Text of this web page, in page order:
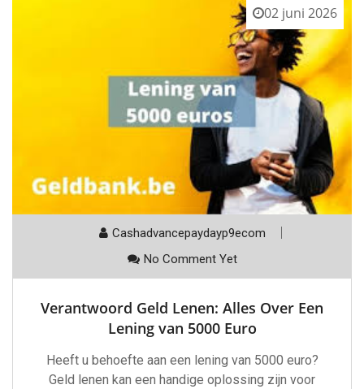
02 juni 2026
Cashadvancepaydayp9ecom
No Comment Yet
Verantwoord Geld Lenen: Alles Over Een
Lening van 5000 Euro
Heeft u behoefte aan een lening van 5000 euro?
Geld lenen kan een handige oplossing zijn voor